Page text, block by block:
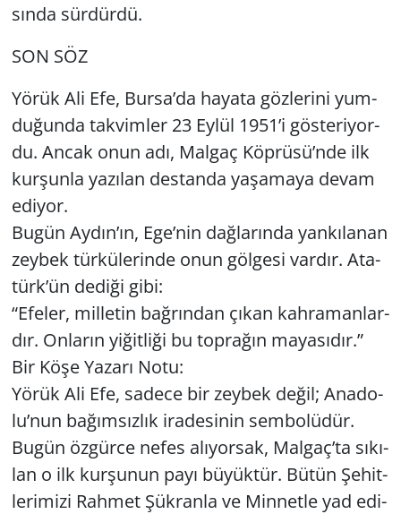
sın­da sür­dür­dü.
SON SÖZ
Yörük Ali Efe, Bursa’da ha­ya­ta göz­le­ri­ni yum­
du­ğun­da tak­vim­ler 23 Eylül 1951’i gös­te­ri­yor­
du. Ancak onun adı, Mal­gaç Köp­rü­sü’nde ilk
kur­şun­la ya­zı­lan des­tan­da ya­şa­ma­ya devam
edi­yor.
Bugün Aydın’ın, Ege’nin dağ­la­rın­da yan­kı­la­nan
zey­bek tür­kü­le­rin­de onun göl­ge­si var­dır. Ata­
türk’ün de­di­ği gibi:
“Efe­ler, mil­le­tin bağ­rın­dan çıkan kah­ra­man­lar­
dır. On­la­rın yi­ğit­li­ği bu top­ra­ğın ma­ya­sı­dır.”
Bir Köşe Ya­za­rı Notu:
Yörük Ali Efe, sa­de­ce bir zey­bek değil; Ana­do­
lu’nun ba­ğım­sız­lık ira­de­si­nin sem­bo­lü­dür.
Bugün öz­gür­ce nefes alı­yor­sak, Mal­gaç’ta sı­kı­
lan o ilk kur­şu­nun payı bü­yük­tür. Bütün Şe­hit­
le­ri­mi­zi Rah­met Şük­ran­la ve Min­net­le yad edi­